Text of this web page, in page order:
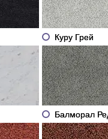
Куру Грей
Балморал